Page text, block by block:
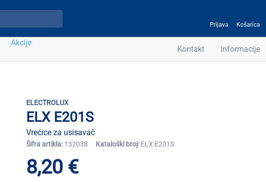
Prijava Košarica
Akcije
Kontakt Informacije
ELECTROLUX
ELX E201S
Vrećice za usisavač
Šifra artikla: 132038 Kataloški broj: ELX E201S
8,20 €